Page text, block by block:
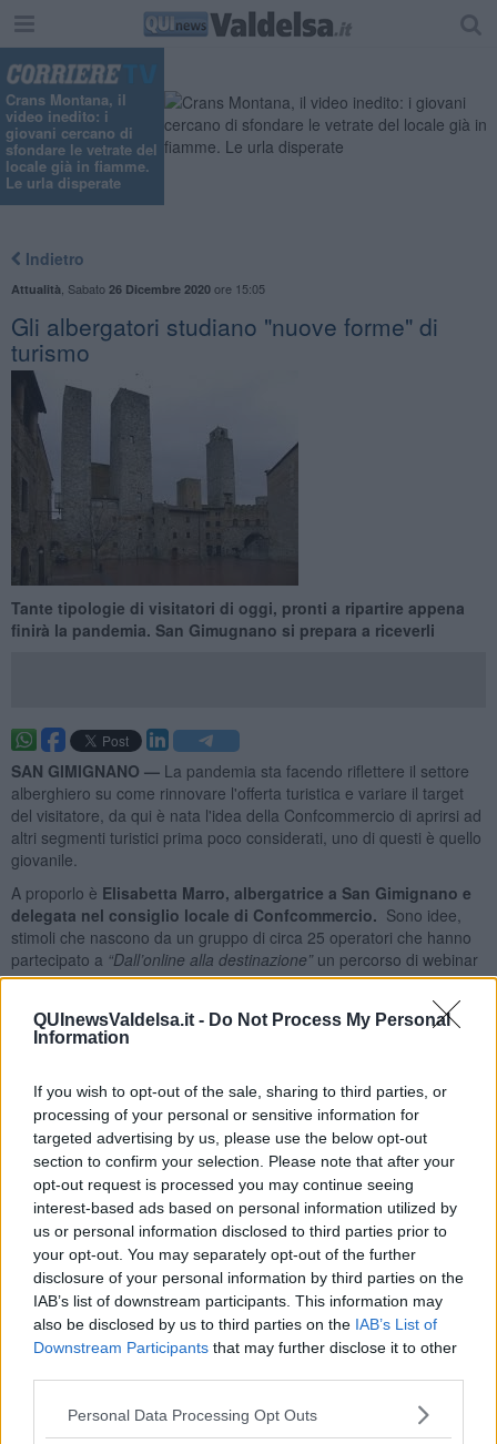
QUInewsValdelsa.it - Do Not Process My Personal
Information
If you wish to opt-out of the sale, sharing to third parties, or
processing of your personal or sensitive information for
targeted advertising by us, please use the below opt-out
section to confirm your selection. Please note that after your
opt-out request is processed you may continue seeing
interest-based ads based on personal information utilized by
us or personal information disclosed to third parties prior to
your opt-out. You may separately opt-out of the further
disclosure of your personal information by third parties on the
IAB’s list of downstream participants. This information may
also be disclosed by us to third parties on the IAB’s List of
Downstream Participants that may further disclose it to other
Personal Data Processing Opt Outs
Crans Montana, il
video inedito: i
giovani cercano di
sfondare le vetrate del
locale già in fiamme.
Le urla disperate
Indietro
Attualità Sabato 26 Dicembre 2020ore 15:05
Gli albergatori studiano "nuove forme" di
turismo
Tante tipologie di visitatori di oggi, pronti a ripartire appena
finirà la pandemia. San Gimugnano si prepara a riceverli
SAN GIMIGNANO — La pandemia sta facendo riflettere il settore
alberghiero su come rinnovare l'offerta turistica e variare il target
del visitatore, da qui è nata l'idea della Confcommercio di aprirsi ad
altri segmenti turistici prima poco considerati, uno di questi è quello
giovanile.
A proporlo è Elisabetta Marro, albergatrice a San Gimignano e
delegata nel consiglio locale di Confcommercio. Sono idee,
stimoli che nascono da un gruppo di circa 25 operatori che hanno
partecipato a “Dall’online alla destinazione” un percorso di webinar
gratuiti. Gli albergatori si sono confrontati sulle strategie di
“Dalla volontà di trovare un valore aggiunto alla difficile realtà
vissuta da noi operatori del turismo a partire dai primi mesi di
lockdown, è nato il corso - spiega Elisabetta - Andare oltre al
terribile arresto delle nostre attività a causa dell' emergenza è stata
l'occasione per interrogarsi su quali nuove strategie mettere in
campo per una nuova ripartenza. L’interesse per i temi trattati è
stato davvero grande, con l'obiettivo di imparare a progettare
un'esperienza di viaggio, valorizzando e promuovendo San
Gimignano come una destinazione turistica e ridefinire così la
nostra collocazione su un nuovo mercato nel post Covid”.
Ci sono vari settori turistici nuovi che stanno emergendo
dove San Gimignano può competere ai massimi livelli,quello
del pellegrini e di chi ricerca il contatto con la natura, il segmento
wellness. C’è chi vorrà stare completamente disconesso, nella
natura, senza internet, e chi sceglierà di fare smart working non da